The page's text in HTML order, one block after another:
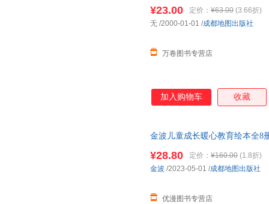
¥23.00 定价： ¥63.00 (3.66折)
万卷图书专营店
无 /2000-01-01 /成都地图出版社
加入购物车 收藏
金波儿童成长暖心教育绘本全8
¥28.80 定价： ¥160.00 (1.8折)
优漫图书专营店
金波 /2023-05-01 /成都地图出版社